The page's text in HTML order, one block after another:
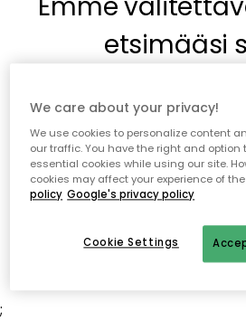
etsimääsi
Tämä voi johtua siitä, että sivua ei
on siirretty muualle.
aiheutunutta häiriötä. Voit kokeilla
valikosta tai siirtyä takaisin
;
We care about your privacy!
We use cookies to personalize content
our traffic. You have the right and
essential cookies while using our site.
cookies may affect your experience of
policy Google's privacy policy
Cookie Settings